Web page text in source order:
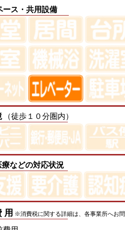
ース・共用設備
（徒歩１０分圏内）
療などの対応状況
用 ※消費税に関する詳細は、各事業所へお